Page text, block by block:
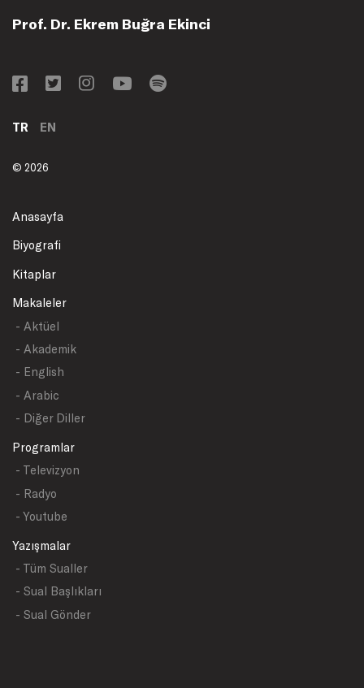
Prof. Dr. Ekrem Buğra Ekinci
TR EN
© 2026
Anasayfa
Biyografi
Kitaplar
Makaleler
- Aktüel
- Akademik
- English
- Arabic
- Diğer Diller
Programlar
- Televizyon
- Radyo
- Youtube
Yazışmalar
- Tüm Sualler
- Sual Başlıkları
- Sual Gönder